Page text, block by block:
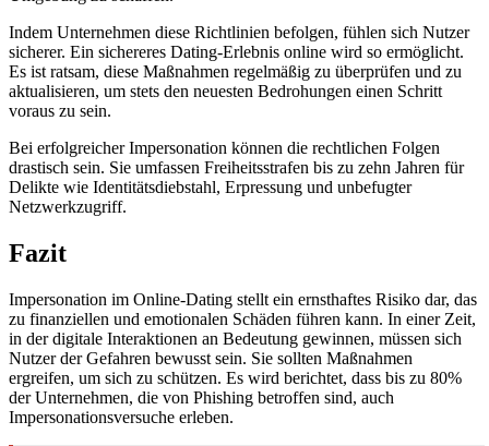
Indem Unternehmen diese Richtlinien befolgen, fühlen sich Nutzer
sicherer. Ein sichereres Dating-Erlebnis online wird so ermöglicht.
Es ist ratsam, diese Maßnahmen regelmäßig zu überprüfen und zu
aktualisieren, um stets den neuesten Bedrohungen einen Schritt
voraus zu sein.
Bei erfolgreicher Impersonation können die rechtlichen Folgen
drastisch sein. Sie umfassen Freiheitsstrafen bis zu zehn Jahren für
Delikte wie Identitätsdiebstahl, Erpressung und unbefugter
Netzwerkzugriff.
Fazit
Impersonation im Online-Dating stellt ein ernsthaftes Risiko dar, das
zu finanziellen und emotionalen Schäden führen kann. In einer Zeit,
in der digitale Interaktionen an Bedeutung gewinnen, müssen sich
Nutzer der Gefahren bewusst sein. Sie sollten Maßnahmen
ergreifen, um sich zu schützen. Es wird berichtet, dass bis zu 80%
der Unternehmen, die von Phishing betroffen sind, auch
Impersonationsversuche erleben.